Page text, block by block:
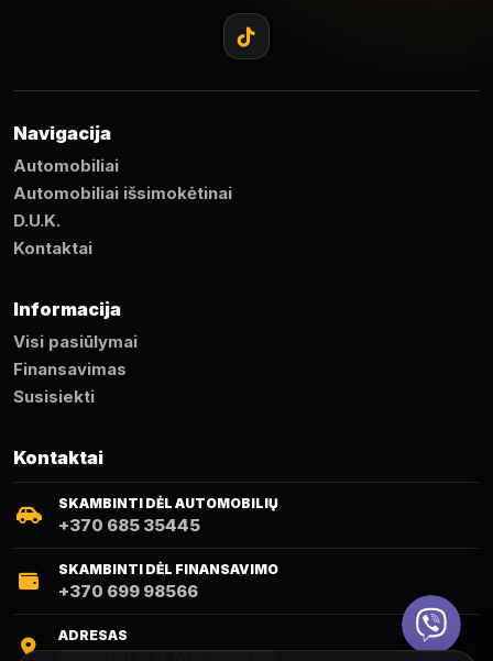
Navigacija
Automobiliai
Automobiliai išsimokėtinai
D.U.K.
Kontaktai
Informacija
Visi pasiūlymai
Finansavimas
Susisiekti
Kontaktai
SKAMBINTI DĖL AUTOMOBILIŲ
+370 685 35445
SKAMBINTI DĖL FINANSAVIMO
+370 699 98566
ADRESAS
Gamyklų g. 9, Marijampolė
Viber